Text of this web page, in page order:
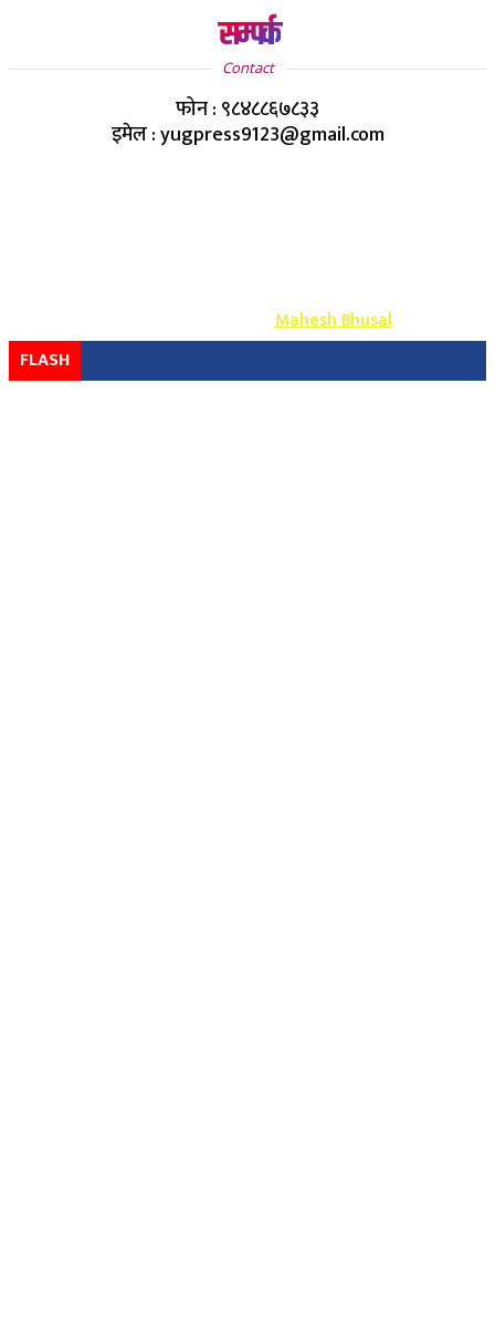
सम्पर्क
Contact
फोन : ९८४८८६७८३३
इमेल : yugpress9123@gmail.com
Design & Develop By-Mahesh Bhusal
FLASH